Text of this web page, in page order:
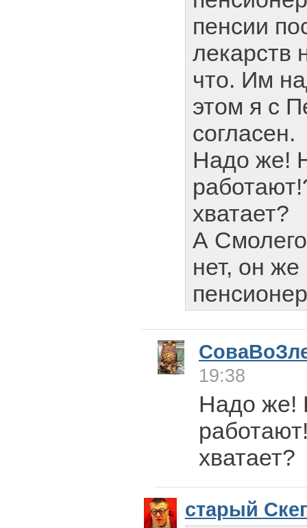
пенсии
лекарств
что. Им
этом я с
согласен.
Надо же!
хватает?
А
нет, он же
19:38
Надо же!
хватает?
старый